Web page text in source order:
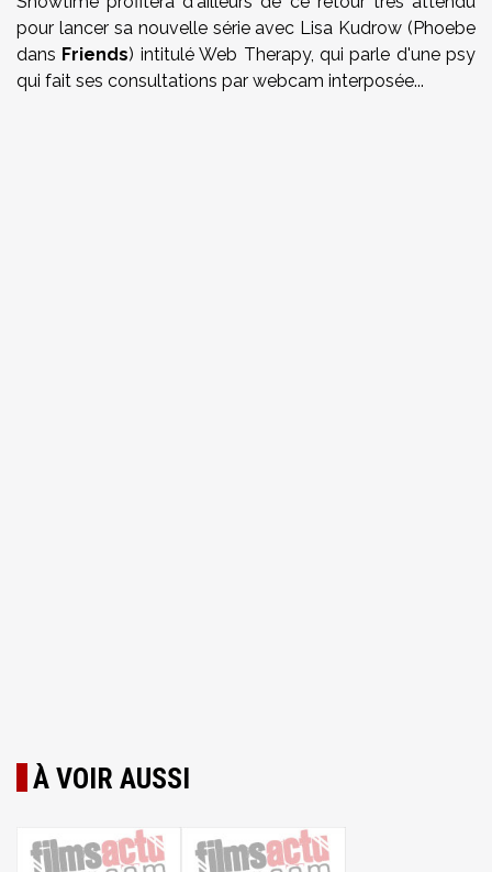
pour lancer sa nouvelle série avec Lisa Kudrow (Phoebe
dans Friends) intituléWeb Therapy, qui parle d'une psy
qui fait ses consultations par webcam interposée...
À VOIR AUSSI